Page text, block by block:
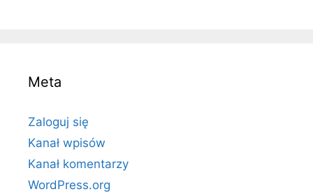
Meta
Zaloguj się
Kanał wpisów
Kanał komentarzy
WordPress.org